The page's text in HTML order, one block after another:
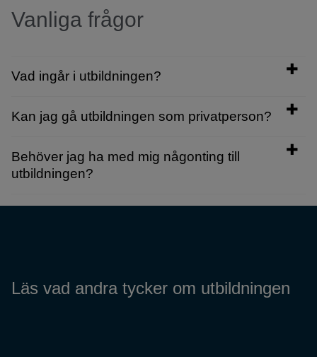
Vanliga frågor
Vad ingår i utbildningen?
Kan jag gå utbildningen som privatperson?
Behöver jag ha med mig någonting till
utbildningen?
Läs vad andra tycker om utbildningen